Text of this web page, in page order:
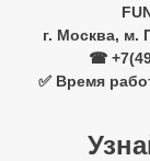
г. Москва, м.
☎
✅ Время